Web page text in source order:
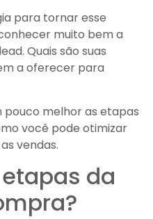
para tornar esse
muito bem a
Quais são suas
a oferecer para
pouco melhor as etapas
você pode otimizar
vendas.
da